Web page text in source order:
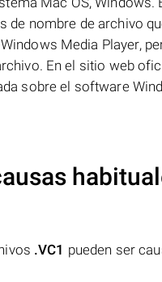
de nombre de archivo
Media Player,
En el sitio web
sobre el software
.VC1 pueden ser